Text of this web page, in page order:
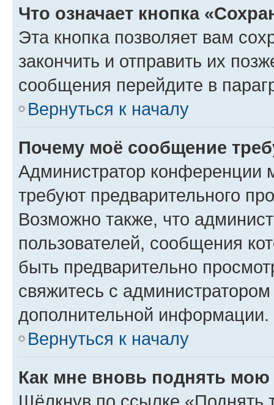
Что означает кнопка
Эта кнопка позволяет вам
закончить и отправить их
сообщения перейдите в
Вернуться к началу
Почему моё сообщение
Администратор конференции
требуют предварительного
Возможно также, что
пользователей, сообщения
быть предварительно
свяжитесь с
дополнительной информации.
Вернуться к началу
Как мне вновь поднять мою
Щёлкнув по ссылке «Поднять